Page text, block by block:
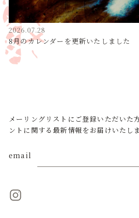
2026.07.28
8月のカレンダーを更新いたしました
メーリングリストにご登録いただいた
ントに関する最新情報をお届けいたしま
email